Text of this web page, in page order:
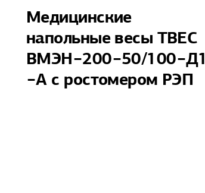
Медицинские
напольные весы ТВЕС
ВМЭН−200−50/100−Д1
−А с ростомером РЭП